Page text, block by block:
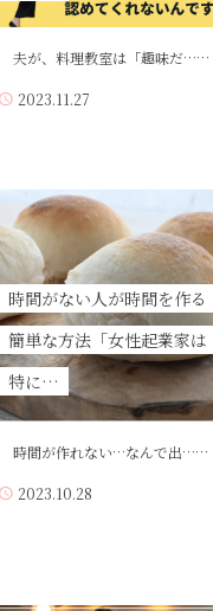
夫が、料理教室は「趣味だ……
2023.11.27
時間がない人が時間を作る
簡単な方法「女性起業家は
特に…
時間が作れない…なんで出……
2023.10.28